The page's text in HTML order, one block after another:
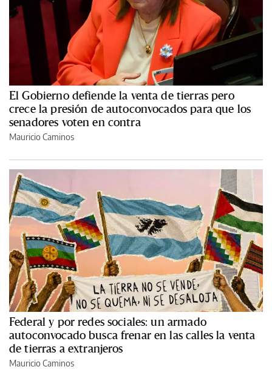
El Gobierno defiende la venta de tierras pero
crece la presión de autoconvocados para que los
senadores voten en contra
Mauricio Caminos
Federal y por redes sociales: un armado
autoconvocado busca frenar en las calles la venta
de tierras a extranjeros
Mauricio Caminos